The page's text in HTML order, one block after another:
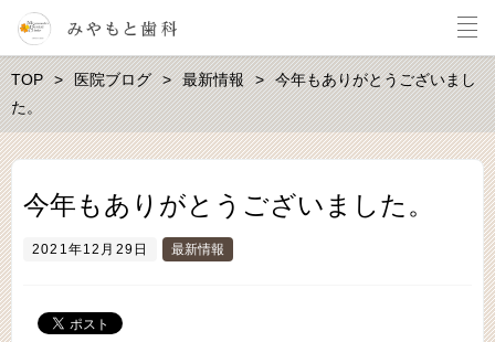
TOP 医院ブログ 最新情報
今年もありがとうございまし
た。
今年もありがとうございました。
2021年12月29日 最新情報